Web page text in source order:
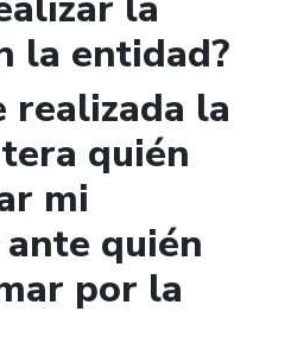
la entidad?
realizada la
quién
mi
quién
por la